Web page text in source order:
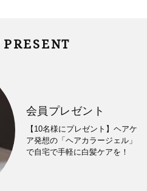
PRESENT
会員プレゼント
【10名様にプレゼント】ヘアケ
ア発想の「ヘアカラージェル」
で自宅で手軽に白髪ケアを！